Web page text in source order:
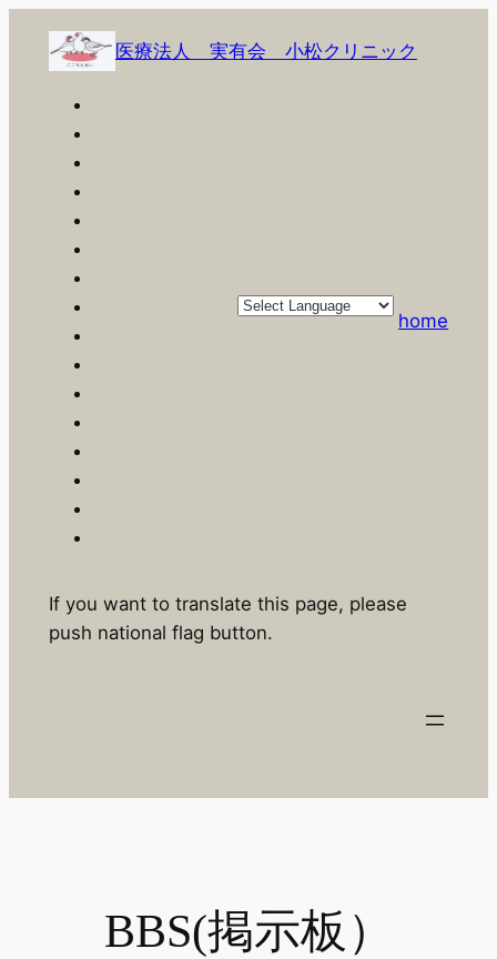
医療法人 実有会 小松クリニック
home
If you want to translate this page, please
push national flag button.
BBS(掲示板）